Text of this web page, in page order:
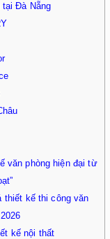
tại Đà Nẵng
văn phòng hiện đại từ
thiết kế thi công văn
kế nội thất